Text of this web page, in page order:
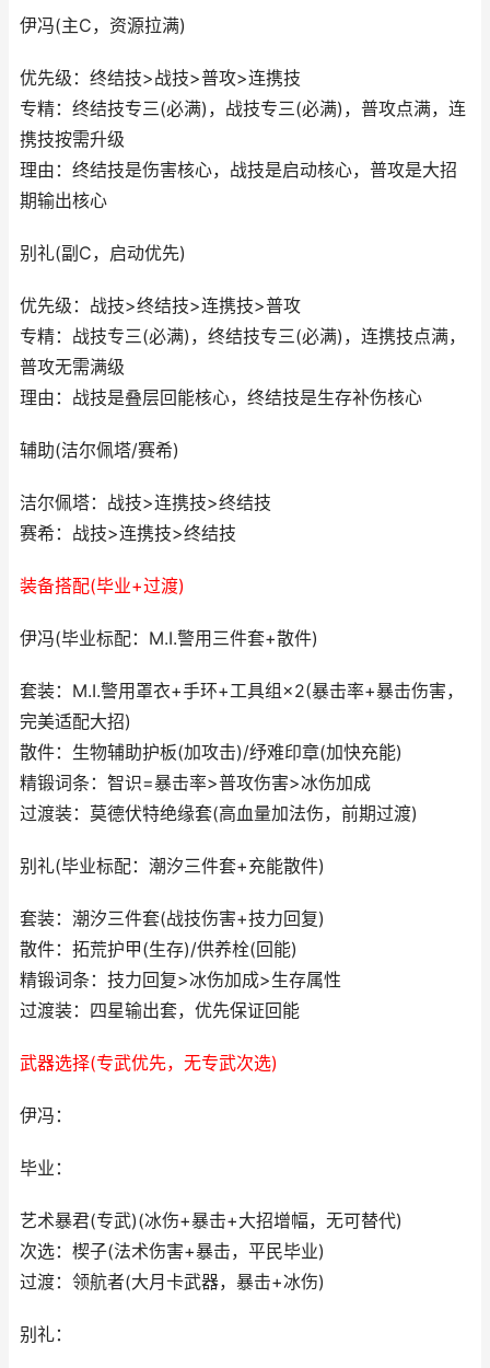
伊冯(主C，资源拉满)
优先级：终结技>战技>普攻>连携技
专精：终结技专三(必满)，战技专三(必满)，普攻点满，连
携技按需升级
理由：终结技是伤害核心，战技是启动核心，普攻是大招
期输出核心
别礼(副C，启动优先)
优先级：战技>终结技>连携技>普攻
专精：战技专三(必满)，终结技专三(必满)，连携技点满，
普攻无需满级
理由：战技是叠层回能核心，终结技是生存补伤核心
辅助(洁尔佩塔/赛希)
洁尔佩塔：战技>连携技>终结技
赛希：战技>连携技>终结技
装备搭配(毕业+过渡)
伊冯(毕业标配：M.I.警用三件套+散件)
套装：M.I.警用罩衣+手环+工具组×2(暴击率+暴击伤害，
完美适配大招)
散件：生物辅助护板(加攻击)/纾难印章(加快充能)
精锻词条：智识=暴击率>普攻伤害>冰伤加成
过渡装：莫德伏特绝缘套(高血量加法伤，前期过渡)
别礼(毕业标配：潮汐三件套+充能散件)
套装：潮汐三件套(战技伤害+技力回复)
散件：拓荒护甲(生存)/供养栓(回能)
精锻词条：技力回复>冰伤加成>生存属性
过渡装：四星输出套，优先保证回能
武器选择(专武优先，无专武次选)
伊冯：
毕业：
艺术暴君(专武)(冰伤+暴击+大招增幅，无可替代)
次选：楔子(法术伤害+暴击，平民毕业)
过渡：领航者(大月卡武器，暴击+冰伤)
别礼：